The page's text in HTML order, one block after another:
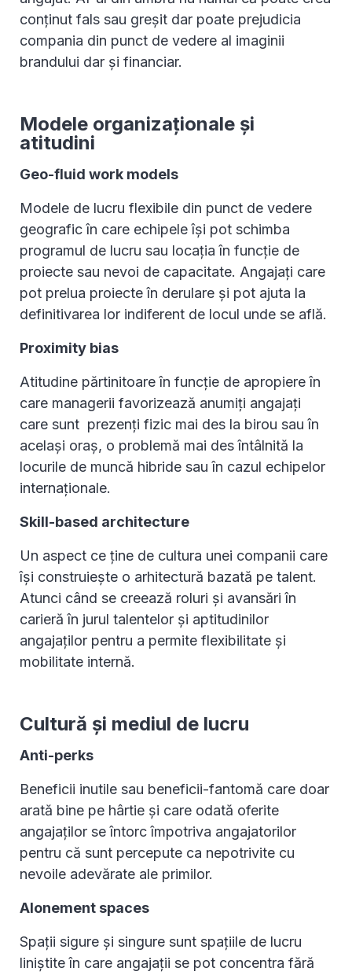
conținut fals sau greșit dar poate prejudicia
compania din punct de vedere al imaginii
brandului dar și financiar.
Modele organizaționale și
atitudini
Geo-fluid work models
Modele de lucru flexibile din punct de vedere
geografic în care echipele își pot schimba
programul de lucru sau locația în funcție de
proiecte sau nevoi de capacitate. Angajați care
pot prelua proiecte în derulare și pot ajuta la
definitivarea lor indiferent de locul unde se află.
Proximity bias
Atitudine părtinitoare în funcție de apropiere în
care managerii favorizează anumiți angajați
care sunt prezenți fizic mai des la birou sau în
același oraș, o problemă mai des întâlnită la
locurile de muncă hibride sau în cazul echipelor
internaționale.
Skill-based architecture
Un aspect ce ține de cultura unei companii care
își construiește o arhitectură bazată pe talent.
Atunci când se creează roluri și avansări în
carieră în jurul talentelor și aptitudinilor
angajaților pentru a permite flexibilitate și
mobilitate internă.
Cultură și mediul de lucru
Anti-perks
Beneficii inutile sau beneficii-fantomă care doar
arată bine pe hârtie și care odată oferite
angajaților se întorc împotriva angajatorilor
pentru că sunt percepute ca nepotrivite cu
nevoile adevărate ale primilor.
Alonement spaces
Spații sigure și singure sunt spațiile de lucru
liniștite în care angajații se pot concentra fără